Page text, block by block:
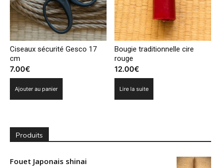
Ciseaux sécurité Gesco 17
cm
7.00€
Ajouter au panier
Bougie traditionnelle cire
rouge
12.00€
Lire la suite
Produits
Fouet Japonais shinai